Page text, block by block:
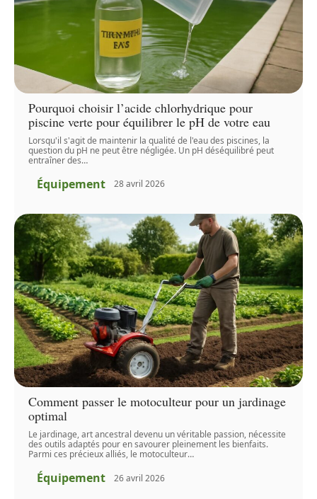
Pourquoi choisir l’acide chlorhydrique pour
piscine verte pour équilibrer le pH de votre eau
Lorsqu'il s'agit de maintenir la qualité de l'eau des piscines, la
question du pH ne peut être négligée. Un pH déséquilibré peut
entraîner des…
Équipement 28 avril 2026
Comment passer le motoculteur pour un jardinage
optimal
Le jardinage, art ancestral devenu un véritable passion, nécessite
des outils adaptés pour en savourer pleinement les bienfaits.
Parmi ces précieux alliés, le motoculteur…
Équipement 26 avril 2026